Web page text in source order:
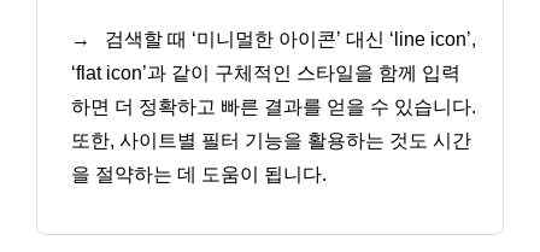
→
검색할 때 ‘미니멀한 아이콘’ 대신 ‘line icon’,
‘flat icon’과 같이 구체적인 스타일을 함께 입력
하면 더 정확하고 빠른 결과를 얻을 수 있습니다.
또한, 사이트별 필터 기능을 활용하는 것도 시간
을 절약하는 데 도움이 됩니다.